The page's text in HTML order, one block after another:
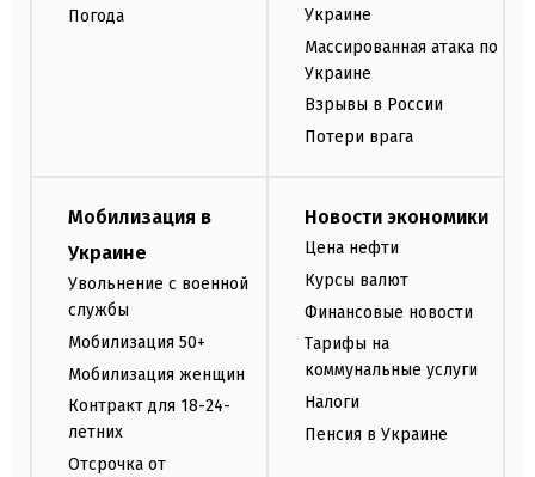
Погода
Украине
Массированная атака по
Украине
Взрывы в России
Потери врага
Мобилизация в
Украине
Увольнение с военной
службы
Мобилизация 50+
Мобилизация женщин
Контракт для 18-24-
летних
Отсрочка от
Новости экономики
Цена нефти
Курсы валют
Финансовые новости
Тарифы на
коммунальные услуги
Налоги
Пенсия в Украине